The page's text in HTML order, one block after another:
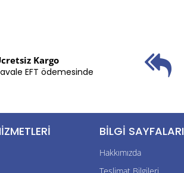
Kargo
EFT ödemesinde
BILGI SAYFALARI
Hakkımızda